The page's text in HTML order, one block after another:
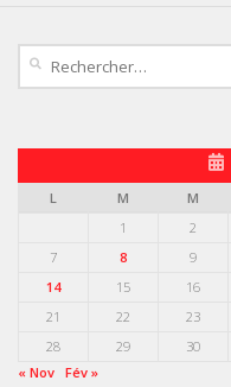
Rechercher :
L
M M
1
2
7
8 9
14
15 16
21
22 23
28
29 30
« Nov Fév »